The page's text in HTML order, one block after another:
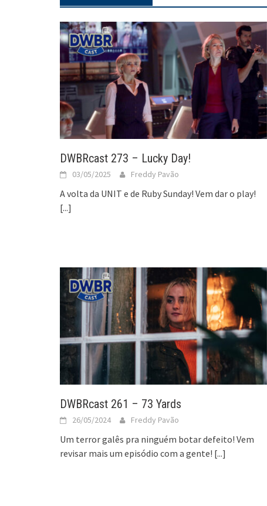
DWBRcast 273 – Lucky Day!
03/05/2025 Freddy Pavão
A volta da UNIT e de Ruby Sunday! Vem dar o play!
[...]
DWBRcast 261 – 73 Yards
26/05/2024 Freddy Pavão
Um terror galês pra ninguém botar defeito! Vem
revisar mais um episódio com a gente! [...]